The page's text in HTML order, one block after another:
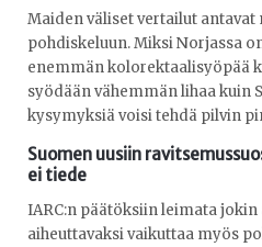
Maiden väliset vertailut
pohdiskeluun. Miksi Norjassa
enemmän kolorektaalisyöpää
syödään vähemmän lihaa kuin
kysymyksiä voisi tehdä pilvin
Suomen uusiin
ei tiede
IARC:n päätöksiin leimata
aiheuttavaksi vaikuttaa myös